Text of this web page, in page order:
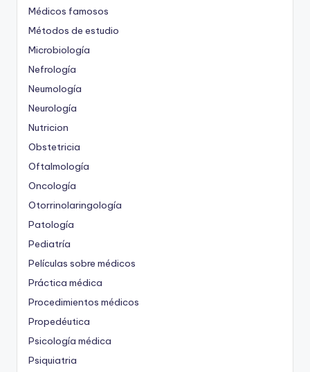
Médicos famosos
Métodos de estudio
Microbiología
Nefrología
Neumología
Neurología
Nutricion
Obstetricia
Oftalmología
Oncología
Otorrinolaringología
Patología
Pediatría
Películas sobre médicos
Práctica médica
Procedimientos médicos
Propedéutica
Psicología médica
Psiquiatria